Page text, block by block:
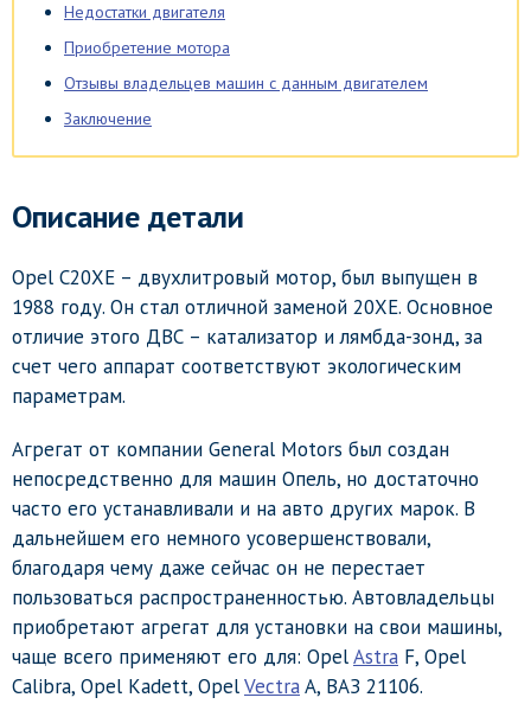
Недостатки двигателя
Приобретение мотора
Отзывы владельцев машин с данным двигателем
Заключение
Описание детали
Opel C20XE – двухлитровый мотор, был выпущен в
1988 году. Он стал отличной заменой 20XE. Основное
отличие этого ДВС – катализатор и лямбда-зонд, за
счет чего аппарат соответствуют экологическим
параметрам.
Агрегат от компании General Motors был создан
непосредственно для машин Опель, но достаточно
часто его устанавливали и на авто других марок. В
дальнейшем его немного усовершенствовали,
благодаря чему даже сейчас он не перестает
пользоваться распространенностью. Автовладельцы
приобретают агрегат для установки на свои машины,
чаще всего применяют его для: OpelAstra F, Opel
Calibra, Opel Kadett, OpelVectraA, ВАЗ 21106.